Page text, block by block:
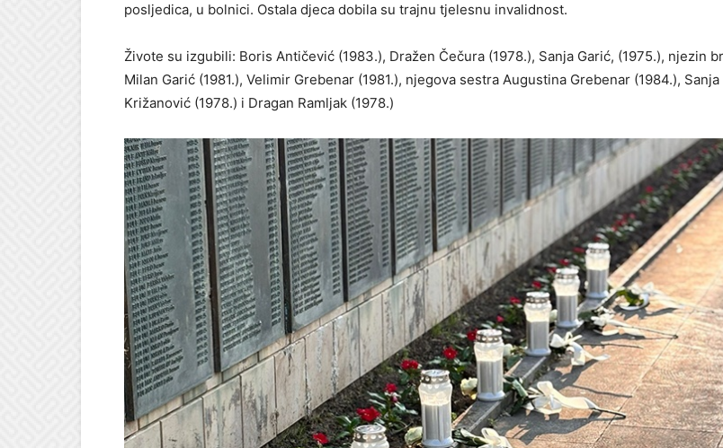
posljedica, u bolnici. Ostala djeca dobila su trajnu tjelesnu invalidnost.
Živote su izgubili: Boris Antičević (1983.), Dražen Čečura (1978.), Sanja Garić, (1975.), njezin
Milan Garić (1981.), Velimir Grebenar (1981.), njegova sestra Augustina Grebenar (1984.), Sanja
Križanović (1978.) i Dragan Ramljak (1978.)